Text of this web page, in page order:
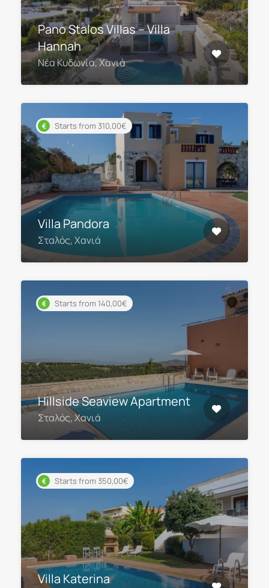
Pano Stalos Villas – Villa
Hannah
Νέα Κυδωνία, Χανιά
Starts from 310,00€
Villa Pandora
Σταλός, Χανιά
Starts from 140,00€
Hillside Seaview Apartment
Σταλός, Χανιά
Starts from 350,00€
Villa Katerina